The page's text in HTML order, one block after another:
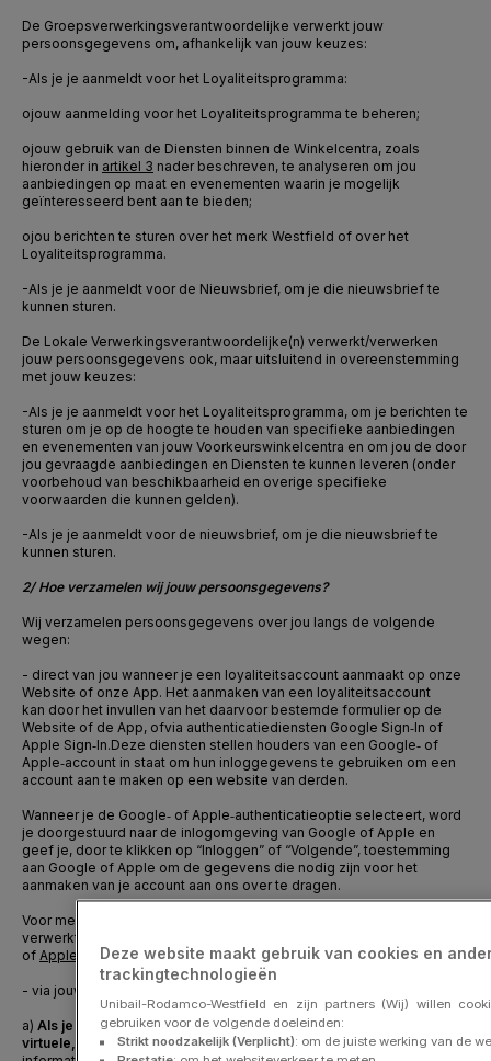
De Groepsverwerkingsverantwoordelijke verwerkt jouw
persoonsgegevens om, afhankelijk van jouw keuzes:
-Als je je aanmeldt voor het Loyaliteitsprogramma:
ojouw aanmelding voor het Loyaliteitsprogramma te beheren;
ojouw gebruik van de Diensten binnen de Winkelcentra, zoals
hieronder in artikel 3 nader beschreven, te analyseren om jou
aanbiedingen op maat en evenementen waarin je mogelijk
geïnteresseerd bent aan te bieden;
ojou berichten te sturen over het merk Westfield of over het
Loyaliteitsprogramma.
-Als je je aanmeldt voor de Nieuwsbrief, om je die nieuwsbrief te
kunnen sturen.
De Lokale Verwerkingsverantwoordelijke(n) verwerkt/verwerken
jouw persoonsgegevens ook, maar uitsluitend in overeenstemming
met jouw keuzes:
-Als je je aanmeldt voor het Loyaliteitsprogramma, om je berichten te
sturen om je op de hoogte te houden van specifieke aanbiedingen
en evenementen van jouw Voorkeurswinkelcentra en om jou de door
jou gevraagde aanbiedingen en Diensten te kunnen leveren (onder
voorbehoud van beschikbaarheid en overige specifieke
voorwaarden die kunnen gelden).
-Als je je aanmeldt voor de nieuwsbrief, om je die nieuwsbrief te
kunnen sturen.
2/ Hoe verzamelen wij jouw persoonsgegevens?
Wij verzamelen persoonsgegevens over jou langs de volgende
wegen:
- direct van jou wanneer je een loyaliteitsaccount aanmaakt op onze
Website of onze App. Het aanmaken van een loyaliteitsaccount
kan door het invullen van het daarvoor bestemde formulier op de
Website of de App, ofvia authenticatiediensten Google Sign‑In of
Apple Sign‑In.Deze diensten stellen houders van een Google‑ of
Apple‑account in staat om hun inloggegevens te gebruiken om een
account aan te maken op een website van derden.
Wanneer je de Google‑ of Apple‑authenticatieoptie selecteert, word
je doorgestuurd naar de inlogomgeving van Google of Apple en
geef je, door te klikken op “Inloggen” of “Volgende”, toestemming
aan Google of Apple om de gegevens die nodig zijn voor het
aanmaken van je account aan ons over te dragen.
Voor meer informatie over hoe je gegevens in dit kader worden
verwerkt, verwijzen we je naar het privacybeleid van
of Apple
- via jouw gebruik van de Diensten.
a) Als je gebruikmaakt van de Klantenkaart, daaronder begrepen de
virtuele, als die wordt gescand tijdens jouw bezoek,verzamelen wij
Deze website maakt gebruik van cookies en
trackingtechnologieën
Unibail-Rodamco-Westfield en zijn partners (Wij) willen
gebruiken voor de volgende doeleinden:
Strikt noodzakelijk (Verplicht): om de juiste werking van de